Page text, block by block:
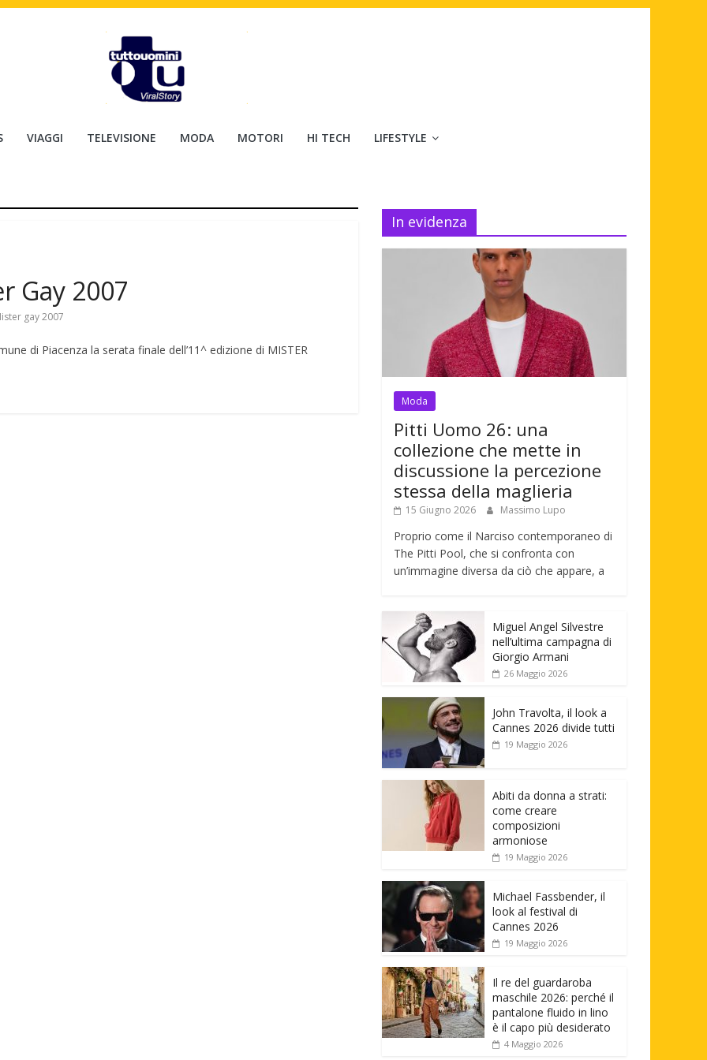
VIAGGI TELEVISIONE MODA MOTORI HI TECH LIFESTYLE
Gay 2007
gay 2007
di Piacenza la serata finale dell’11^ edizione di MISTER
In evidenza
Moda
Pitti Uomo 26: una
collezione che mette in
discussione la percezione
stessa della maglieria
15 Giugno 2026 Massimo Lupo
Proprio come il Narciso contemporaneo di
The Pitti Pool, che si confronta con
un’immagine diversa da ciò che appare, a
Miguel Angel Silvestre
nell’ultima campagna di
Giorgio Armani
26 Maggio 2026
John Travolta, il look a
Cannes 2026 divide tutti
19 Maggio 2026
Abiti da donna a strati:
come creare
composizioni
armoniose
19 Maggio 2026
Michael Fassbender, il
look al festival di
Cannes 2026
19 Maggio 2026
Il re del guardaroba
maschile 2026: perché il
pantalone fluido in lino
è il capo più desiderato
4 Maggio 2026